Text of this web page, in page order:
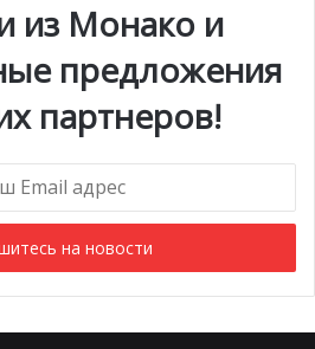
из Монако и
предложения
партнеров!